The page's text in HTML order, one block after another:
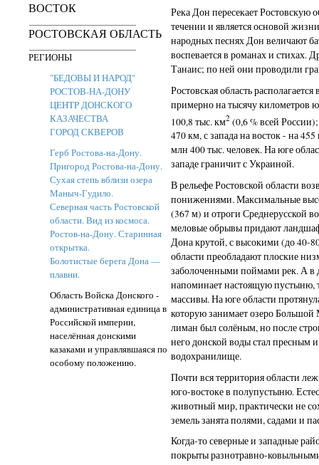
ВОСТОК
РОСТОВСКАЯ ОБЛАСТЬ
РЕГИОНЫ
"БЕДОВЫ И НАРОД"
РОСТОВ-НА-ДОНУ
ЦEHTP ДОНСКОГО
КАЗАЧЕСТВА
ГОРОД СКВЕРОВ
Герб Ростова-на-Дону.
Пригород Ростова-на-Дону.
Сухая степь вблизи озера
Маныч-Гудило.
Северная часть Ростовской
области. Вид из космоса.
Ростов-на-Дону. Старинная
открытка.
Болотистые берега Дона —
плавни.
Область Войска Донского -
административная единица в
Российской империи,
населённая донскими
казаками и управлявшаяся по
особому положению.
Река Дон пересекает Ростовскую
течении и является основой
народных песнях Дон величают
воспевается в романах и стихах.
Танаис; по ней они проводили
Ростовская область
примерно на тысячу километров
100,8 тыс. км2 (0,6 % всей
470 км, с запада на восток - на
млн 400 тыс. человек. На юге
западе граничит с Украиной.
В рельефе Ростовской области
понижениями. Максимальные
(367 м) и отроги Среднерусской
меловые обрывы придают
Дона крутой, с высокими (до 40-
области преобладают плоские
заболоченными поймами рек. А
напоминает настоящую пустыню,
массивы. На юге области
которую занимает озеро
лиман был солёным, но после
него донской воды стал пресным и
водохранилище.
Почти вся территория области
юго-востоке в полупустыню.
животный мир, практически не
земель занята полями, садами и
Когда-то северные и западные
покрыты разнотравно-